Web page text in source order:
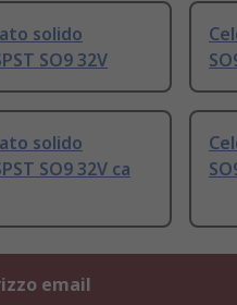
solido
SO9 32V
solido
SO9 32V ca
email